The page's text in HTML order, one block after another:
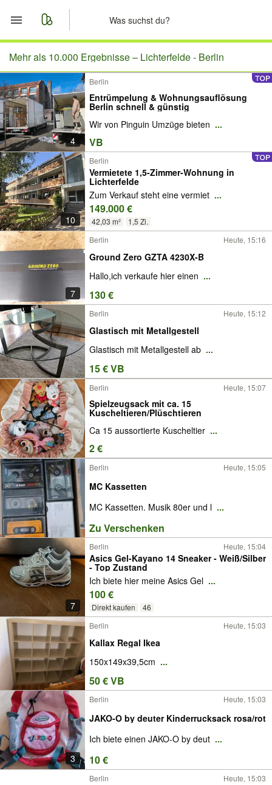
Start
Merkliste
Nachrichten
Anzeige aufgeben
Mehr als 10.000 Ergebnisse – Lichterfelde - Berlin
4
Berlin
Entrümpelung & Wohnungsauflösung
Berlin schnell & günstig
Wir von Pinguin Umzüge bieten ...
VB
10
Berlin
Vermietete 1,5-Zimmer-Wohnung in
Lichterfelde
Zum Verkauf steht eine vermiet ...
149.000 €
42,03 m² 1,5 Zi.
7
Berlin Heute, 15:16
Ground Zero GZTA 4230X-B
Hallo,ich verkaufe hier einen ...
130 €
Berlin Heute, 15:12
Glastisch mit Metallgestell
Glastisch mit Metallgestell ab ...
15 € VB
Berlin Heute, 15:07
Spielzeugsack mit ca. 15
Kuscheltieren/Plüschtieren
Ca 15 aussortierte Kuscheltier ...
2 €
Berlin Heute, 15:05
MC Kassetten
MC Kassetten. Musik 80er und l ...
Zu Verschenken
7
Berlin Heute, 15:04
Asics Gel-Kayano 14 Sneaker - Weiß/Silber
- Top Zustand
Ich biete hier meine Asics Gel ...
100 €
Direkt kaufen
46
Berlin
Heute, 15:03
Kallax Regal Ikea
150x149x39,5cm ...
50 € VB
3
Berlin Heute, 15:03
JAKO-O by deuter Kinderrucksack rosa/rot
Ich biete einen JAKO-O by deut ...
10 €
Berlin Heute, 15:03